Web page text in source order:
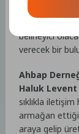
kültürel
belirleyici
verecek bir
Ahbap
Haluk Levent
sıklıkla
armağan
araya gelip